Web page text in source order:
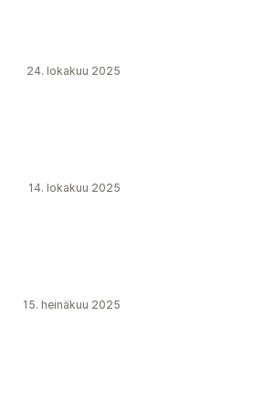
24. lokakuu 2025
14. lokakuu 2025
15. heinäkuu 2025